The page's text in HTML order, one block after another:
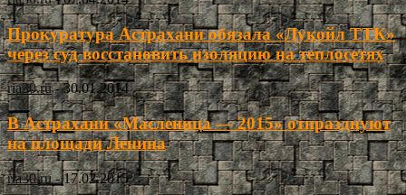
Прокуратура Астрахани обязала «Лукойл ТТК»
через суд восстановить изоляцию на теплосетях
ria30.ru - 30.01.2014
В Астрахани «Масленица — 2015» отпразднуют
на площади Ленина
ria30.ru - 17.02.2015